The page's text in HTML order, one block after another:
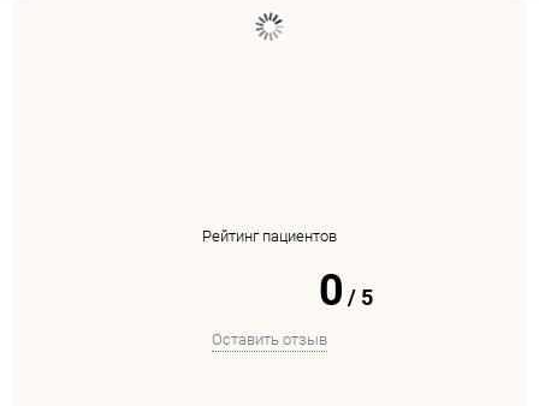
Рейтинг пациентов
0 / 5
Оставить отзыв